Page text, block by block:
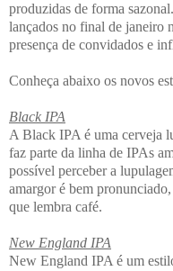
produzidas de forma
lançados no final de janeiro
presença de convidados e
Conheça abaixo os novos
Black IPA
A Black IPA é uma cerveja
faz parte da linha de IPAs
possível perceber a
amargor é bem
que lembra café.
New England IPA
New England IPA é um